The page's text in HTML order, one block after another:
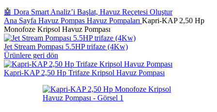
🤖 Dora Smart Analiz’i Başlat, Havuz Reçetesi Oluştur
Ana Sayfa Havuz Pompas Havuz Pompaları Kapri-KAP 2,50 Hp
Monofoze Kripsol Havuz Pompası
Jet Stream Pompası 5.5HP trifaze (4Kw)
Ürünlere geri dön
Kapri-KAP 2,50 Hp Trifaze Kripsol Havuz Pompası